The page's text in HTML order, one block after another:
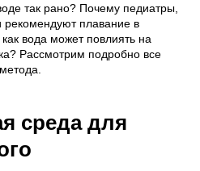
так рано? Почему педиатры,
рекомендуют плавание в
вода может повлиять на
Рассмотрим подробно все
среда для